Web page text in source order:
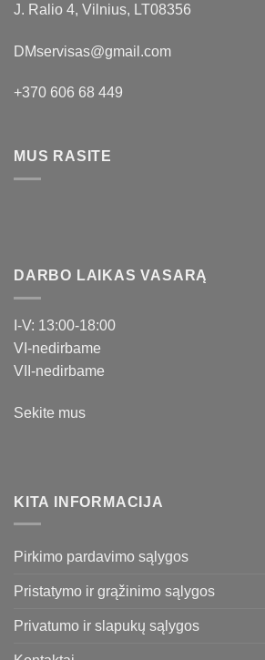
J. Ralio 4, Vilnius, LT08356
DMservisas@gmail.com
+370 606 68 449
MUS RASITE
DARBO LAIKAS VASARĄ
I-V: 13:00-18:00
VI-nedirbame
VII-nedirbame
Sekite mus
KITA INFORMACIJA
Pirkimo pardavimo sąlygos
Pristatymo ir grąžinimo sąlygos
Privatumo ir slapukų sąlygos